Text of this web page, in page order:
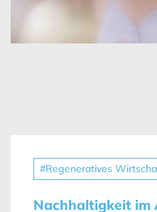
#Regeneratives
Nachhaltigkeit im